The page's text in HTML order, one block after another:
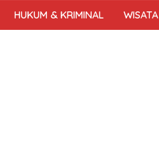
HUKUM & KRIMINAL WISATA